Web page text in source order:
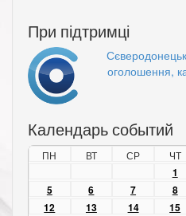
При підтримці
оголошення,
Календарь событий
ПН ВТ СР ЧТ
1
5
6 7 8
12
13 14 15